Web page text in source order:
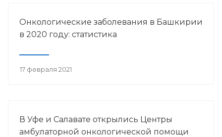
Онкологические заболевания в Башкирии
в 2020 году: статистика
17 февраля 2021
В Уфе и Салавате открылись Центры
амбулаторной онкологической помощи